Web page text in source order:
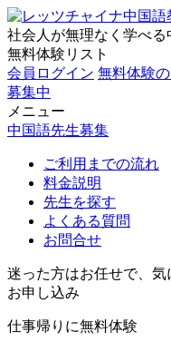
社会人が無理なく学べる
無料体験リスト
会員ログイン 無料体験
募集中
メニュー
中国語先生募集
ご利用までの流れ
料金説明
先生を探す
よくある質問
お問合せ
迷った方はお任せで、
お申し込み
仕事帰りに無料体験